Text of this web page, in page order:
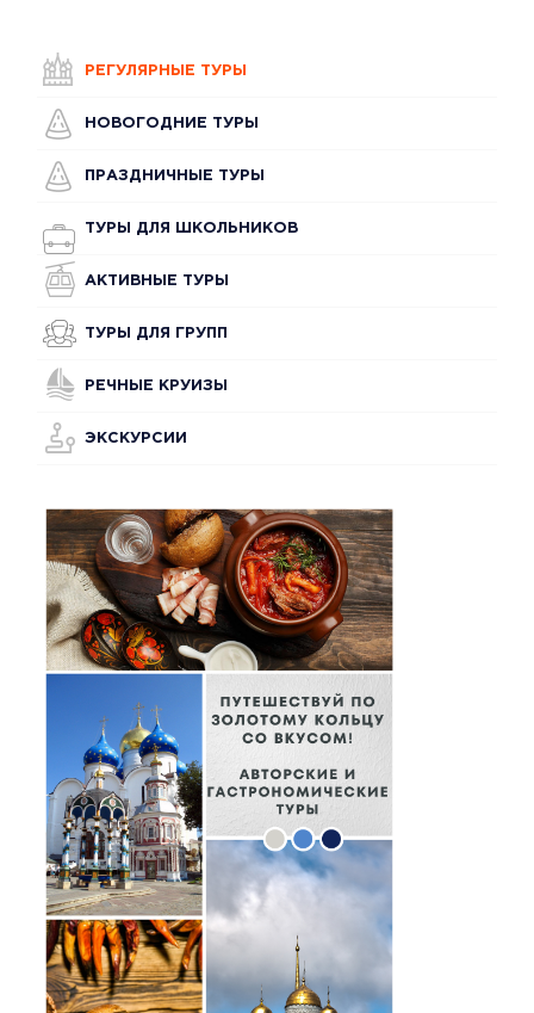
РЕГУЛЯРНЫЕ ТУРЫ
НОВОГОДНИЕ ТУРЫ
ПРАЗДНИЧНЫЕ ТУРЫ
ТУРЫ ДЛЯ ШКОЛЬНИКОВ
АКТИВНЫЕ ТУРЫ
ТУРЫ ДЛЯ ГРУПП
РЕЧНЫЕ КРУИЗЫ
ЭКСКУРСИИ